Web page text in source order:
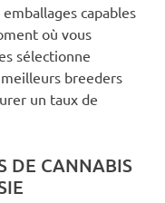
capables
où vous
sélectionne
breeders
un taux de
DE CANNABIS